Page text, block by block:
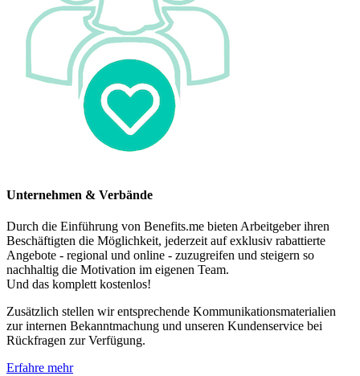
Unternehmen & Verbände
Durch die Einführung von Benefits.me bieten Arbeitgeber ihren
Beschäftigten die Möglichkeit, jederzeit auf exklusiv rabattierte
Angebote - regional und online - zuzugreifen und steigern so
nachhaltig die Motivation im eigenen Team.
Und das komplett kostenlos!
Zusätzlich stellen wir entsprechende Kommunikationsmaterialien
zur internen Bekanntmachung und unseren Kundenservice bei
Rückfragen zur Verfügung.
Erfahre mehr